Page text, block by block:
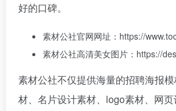
好的口碑。
素材公社官网网址： https://
素材公社高清美女图片：https://
素材公社不仅提供海量的招聘海报
材、名片设计素材、logo素材、网